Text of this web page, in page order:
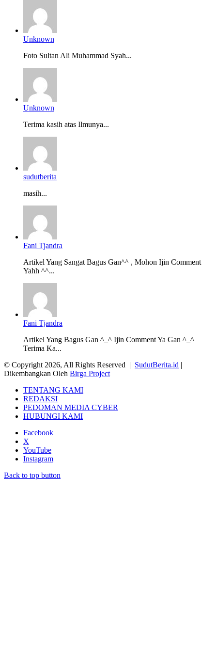
Unknown
Foto Sultan Ali Muhammad Syah...
Unknown
Terima kasih atas Ilmunya...
sudutberita
masih...
Fani Tjandra
Artikel Yang Sangat Bagus Gan^^ , Mohon Ijin Comment
Yahh ^^...
Fani Tjandra
Artikel Yang Bagus Gan ^_^ Ijin Comment Ya Gan ^_^
Terima Ka...
© Copyright 2026, All Rights Reserved | SudutBerita.id |
Dikembangkan Oleh Birga Project
TENTANG KAMI
REDAKSI
PEDOMAN MEDIA CYBER
HUBUNGI KAMI
Facebook
X
YouTube
Instagram
Back to top button